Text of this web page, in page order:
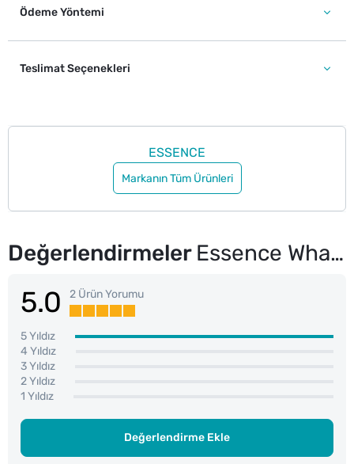
Ödeme Yöntemi
Teslimat Seçenekleri
ESSENCE
Markanın Tüm Ürünleri
Değerlendirmeler Essence What The Fake! Takma Kirpik 01
5.0 2 Ürün Yorumu
5 Yıldız
4 Yıldız
3 Yıldız
2 Yıldız
1 Yıldız
Değerlendirme Ekle